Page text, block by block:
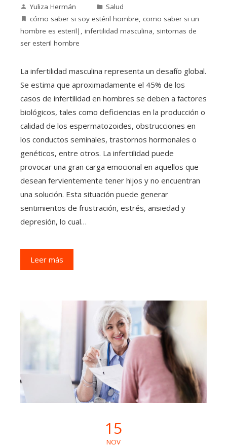
Yuliza Hermán
Salud
cómo saber si soy estéril hombre como saber si un
hombre es esteril|
infertilidad masculina sintomas de
ser esteril hombre
La infertilidad masculina representa un desafío global.
Se estima que aproximadamente el 45% de los
casos de infertilidad en hombres se deben a factores
biológicos, tales como deficiencias en la producción o
calidad de los espermatozoides, obstrucciones en
los conductos seminales, trastornos hormonales o
genéticos, entre otros. La infertilidad puede
provocar una gran carga emocional en aquellos que
desean fervientemente tener hijos y no encuentran
una solución. Esta situación puede generar
sentimientos de frustración, estrés, ansiedad y
depresión, lo cual…
Leer más
15
NOV